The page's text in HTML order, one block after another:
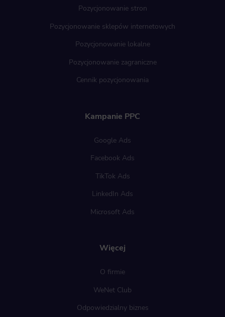
Pozycjonowanie stron
Pozycjonowanie sklepów internetowych
Pozycjonowanie lokalne
Pozycjonowanie zagraniczne
Cennik pozycjonowania
Więcej
O firmie
WeNet Club
Odpowiedzialny biznes
Kampanie PPC
Google Ads
Facebook Ads
TikTok Ads
LinkedIn Ads
Microsoft Ads